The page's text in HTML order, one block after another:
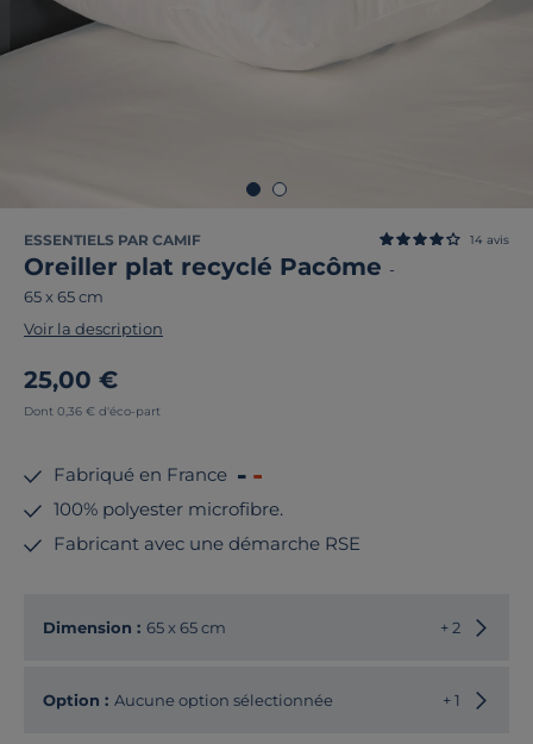
ESSENTIELS PAR CAMIF
Oreiller plat recyclé Pacôme -
65 x 65 cm
14 avis
Voir la description
25,00 €
Dont 0,36 € d'éco-part
Fabriqué en France
100% polyester microfibre.
Fabricant avec une démarche RSE
Dimension : 65 x 65 cm + 2
Option : Aucune option sélectionnée + 1